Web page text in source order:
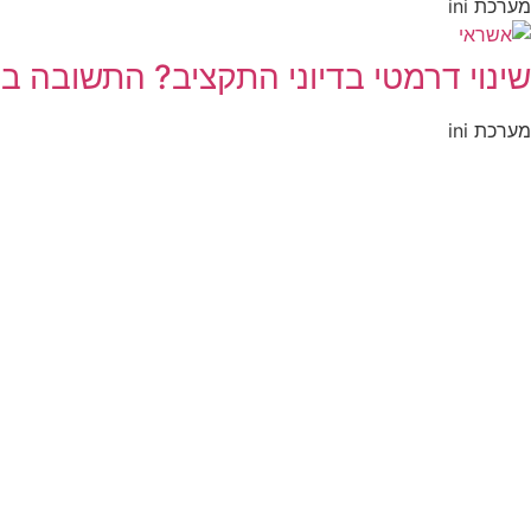
מערכת ini
שינוי דרמטי בדיוני התקציב? התשובה
מערכת ini